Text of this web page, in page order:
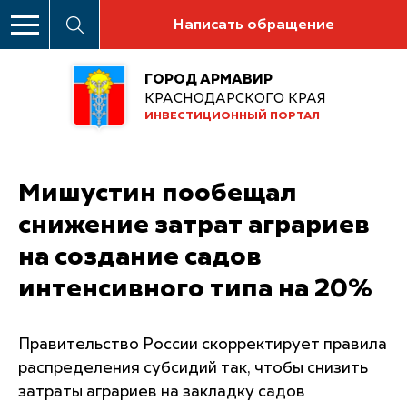
Написать обращение
ГОРОД АРМАВИР
КРАСНОДАРСКОГО КРАЯ
ИНВЕСТИЦИОННЫЙ ПОРТАЛ
Мишустин пообещал
снижение затрат аграриев
на создание садов
интенсивного типа на 20%
Правительство России скорректирует правила
распределения субсидий так, чтобы снизить
затраты аграриев на закладку садов